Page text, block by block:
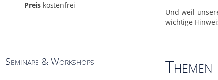
Preis kostenfrei
Seminare & Workshops
Und weil
wichtige